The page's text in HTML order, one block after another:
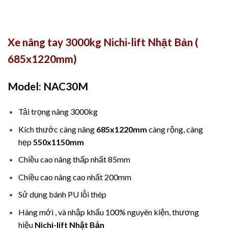
Xe nâng tay 3000kg Nichi-lift Nhật Bản (
685x1220mm)
Model: NAC30M
Tải trọng nâng 3000kg
Kích thước càng nâng 685x1220mm càng rộng, càng
hẹp550x1150mm
Chiều cao nâng thấp nhất 85mm
Chiều cao nâng cao nhất 200mm
Sử dụng bánh PU lỗi thép
Hàng mới , và nhập khẩu 100% nguyên kiện, thương
hiệu Nichi-lift Nhật Bản